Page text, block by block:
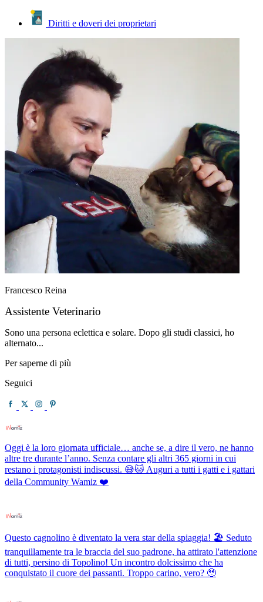
Diritti e doveri dei proprietari
Francesco Reina
Assistente Veterinario
Sono una persona eclettica e solare. Dopo gli studi classici, ho
alternato...
Per saperne di più
Seguici
Oggi è la loro giornata ufficiale… anche se, a dire il vero, ne hanno
altre tre durante l’anno. Senza contare gli altri 365 giorni in cui
restano i protagonisti indiscussi. 😅🐱 Auguri a tutti i gatti e i gattari
della Community Wamiz ❤️
Questo cagnolino è diventato la vera star della spiaggia! 🏖️ Seduto
tranquillamente tra le braccia del suo padrone, ha attirato l'attenzione
di tutti, persino di Topolino! Un incontro dolcissimo che ha
conquistato il cuore dei passanti. Troppo carino, vero? 🥹